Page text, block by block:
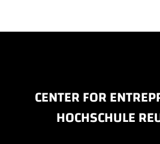
CENTER FOR
HOCHSCHULE